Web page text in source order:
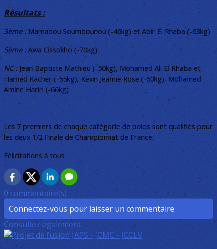
Résultats :
3ème :Mamadou Soumbounou (-46kg) et Abir El Rhaba (-63kg)
5ème :Awa Cissokho (-70kg)
NC :Jean Baptiste Mathieu (-50kg), Mohamed Ali El Rhaba et
Hamed Kacher (-55kg), Kevin Jeanne Rose (-60kg), Mohamed
Amine Hariri (-66kg)
Les 7 premiers de chaque catégorie de poids sont qualifiés pour
les deux 1/2 Finale de Championnat de France.
Félicitations à tous.
0 commentaire(s)
Connectez-vous pour laisser un commentaire
Consultez également